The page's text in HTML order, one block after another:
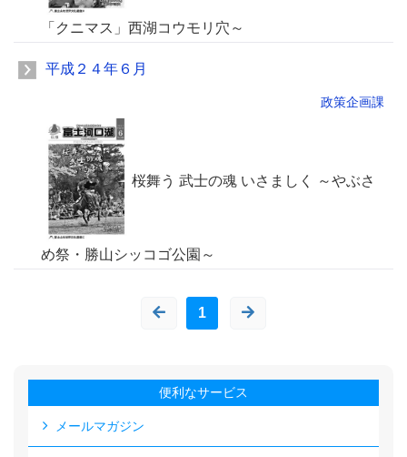
「クニマス」西湖コウモリ穴～
平成２４年６月
政策企画課
桜舞う 武士の魂 いさましく ～やぶさ
め祭・勝山シッコゴ公園～
1
便利なサービス
メールマガジン